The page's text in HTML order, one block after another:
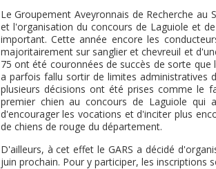
Le Groupement Aveyronnais de Recherche au
et l'organisation du concours de Laguiole et
important. Cette année encore les
majoritairement sur sanglier et chevreuil et
75 ont été couronnées de succès de sorte
a parfois fallu sortir de limites administratives
plusieurs décisions ont été prises comme le
premier chien au concours de Laguiole
d'encourager les vocations et d'inciter plus
de chiens de rouge du département.
D'ailleurs, à cet effet le GARS a décidé
juin prochain. Pour y participer, les inscriptions